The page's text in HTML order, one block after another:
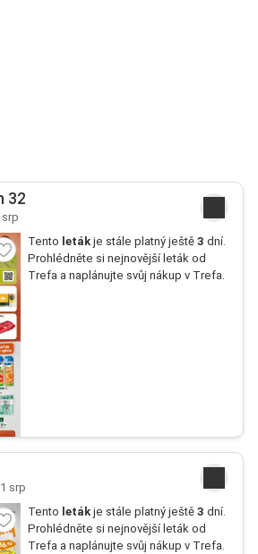
32
Tento letákje stále platný ještě 3 dní.
Prohlédněte si nejnovější leták od
Trefa a naplánujte svůj nákup v Trefa.
srp
Tento letákje stále platný ještě 3 dní.
Prohlédněte si nejnovější leták od
Trefa a naplánujte svůj nákup v Trefa.